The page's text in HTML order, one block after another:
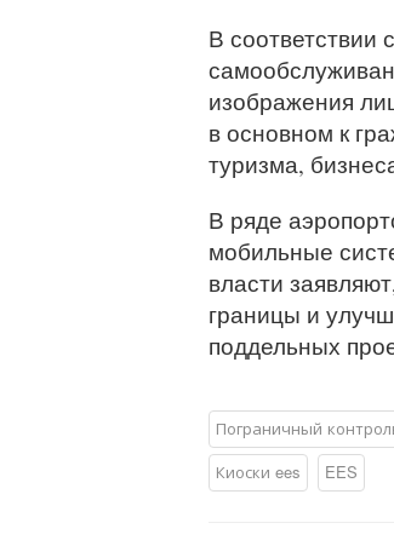
В соответствии
изображения
в основном к
туризма,
В ряде
мобильные
власти
границы и
поддельных
Пограничный
Киоски ees
EES